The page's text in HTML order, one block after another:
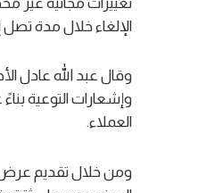
الإلغاء خلال مدة تصل
وقال عبد الله عادل
وإشعارات التوعية
العملاء.